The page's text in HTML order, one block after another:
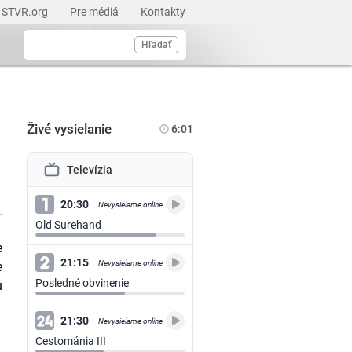
STVR.org Pre médiá Kontakty
Hľadať
Živé vysielanie 6:01
Televízia
20:30 Nevysielame online
Old Surehand
21:15 Nevysielame online
Posledné obvinenie
21:30 Nevysielame online
Cestománia III